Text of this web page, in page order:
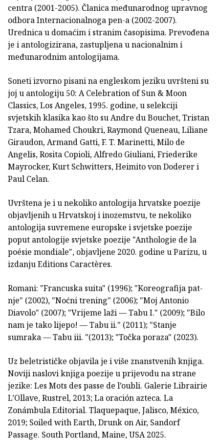
centra (2001-2005). Članica međunarodnog upravnog
odbora Internacionalnoga pen-a (2002-2007).
Urednica u domaćim i stranim časopisima. Prevođena
je i antologizirana, zastupljena u nacionalnim i
međunarodnim antologijama.
Soneti izvorno pisani na en­gleskom jeziku uvršteni su
joj u antologiju 50: A Celebration of Sun & Moon
Classics, Los Angeles, 1995. godine, u selekciji
svjetskih klasika kao što su Andre du Bouchet, Tristan
Tzara, Mohamed Choukri, Raymond Queneau, Liliane
Giraudon, Armand Gatti, F. T. Marinetti, Milo de
Angelis, Rosita Copi­oli, Alfredo Giuliani, Friederike
Mayrocker, Kurt Schwitters, Heimito von Doderer i
Paul Celan.
Uvrštena je i u nekoliko antologija hrvatske poezije
objavljenih u Hrvatskoj i inozem­stvu, te nekoliko
antologija suvremene europske i svjetske poezije
poput antologije svjetske poezije "Anthologie de la
poésie mondiale", objavljene 2020. godine u Parizu, u
izdanju Editions Caractères.
Romani: "Francuska suita" (1996); "Koreografija pat­
nje" (2002), "Noćni trening" (2006); "Moj Antonio
Diavolo" (2007); "Vrijeme laži — Tabu I." (2009); "Bilo
nam je tako lijepo! — Tabu ii." (2011); "Stanje
sumraka — Tabu iii. "(2013); "Točka poraza" (2023).
Uz beletrističke objavila je i više znanstvenih knjiga.
Noviji naslovi knjiga poezije u prijevodu na strane
jezike: Les Mots des passe de l’oubli. Galerie Librairie
L’Ollave, Rustrel, 2013; La oración azteca. La
Zonámbula Editorial. Tlaquepaque, Jalisco, México,
2019; Soiled with Earth, Drunk on Air, Sandorf
Passage. South Portland, Maine, USA 2025.